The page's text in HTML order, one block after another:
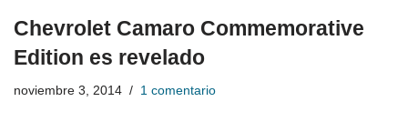
Chevrolet Camaro Commemorative
Edition es revelado
noviembre 3, 2014 1 comentario